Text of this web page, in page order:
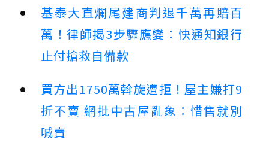
基泰大直爛尾建商判退千萬再賠百
萬！律師揭3步驟應變：快通知銀行
止付搶救自備款
買方出1750萬斡旋遭拒！屋主嫌打9
折不賣 網批中古屋亂象：惜售就別
喊賣